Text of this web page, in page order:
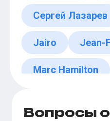
Сергей Лазарев
Jairo Jean-
Marc Hamilton
Вопросы